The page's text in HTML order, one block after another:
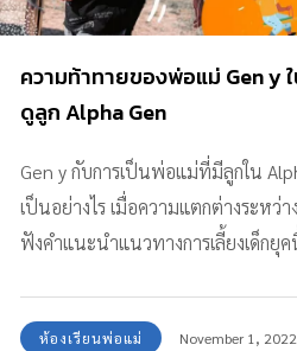
ความท้าทายของพ่อแม่ Gen y
ดูลูก Alpha Gen
Gen y กับการเป็นพ่อแม่ที่มีลูกใน
เป็นอย่างไร เมื่อความแตกต่างระหว่
ฟังคำแนะนำแนวทางการเลี้ยงเด็กยุ
ห้องเรียนพ่อแม่ November 1, 2022